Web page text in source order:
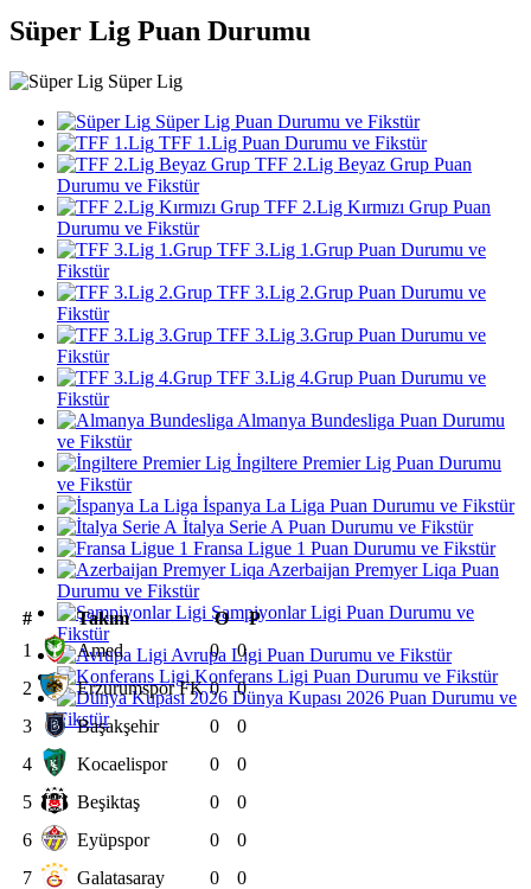
Süper Lig Puan Durumu
Süper Lig
Süper Lig Puan Durumu ve Fikstür
TFF 1.Lig Puan Durumu ve Fikstür
TFF 2.Lig Beyaz Grup Puan
Durumu ve Fikstür
TFF 2.Lig Kırmızı Grup Puan
Durumu ve Fikstür
TFF 3.Lig 1.Grup Puan Durumu ve
Fikstür
TFF 3.Lig 2.Grup Puan Durumu ve
Fikstür
TFF 3.Lig 3.Grup Puan Durumu ve
Fikstür
TFF 3.Lig 4.Grup Puan Durumu ve
Fikstür
Almanya Bundesliga Puan Durumu
ve Fikstür
İngiltere Premier Lig Puan Durumu
ve Fikstür
İspanya La Liga Puan Durumu ve Fikstür
İtalya Serie A Puan Durumu ve Fikstür
Fransa Ligue 1 Puan Durumu ve Fikstür
Azerbaijan Premyer Liqa Puan
Durumu ve Fikstür
Şampiyonlar Ligi Puan Durumu ve
Fikstür
Avrupa Ligi Puan Durumu ve Fikstür
Konferans Ligi Puan Durumu ve Fikstür
Dünya Kupası 2026 Puan Durumu ve
Fikstür
# Takım O
P
1
Amed 0
0
2
Erzurumspor FK 0
0
3
Başakşehir 0
0
4
Kocaelispor 0
0
5
Beşiktaş 0
0
6
Eyüpspor 0
0
7
Galatasaray 0
0